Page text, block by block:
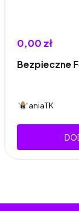
0,00 zł
Bezpieczne
aniaTK